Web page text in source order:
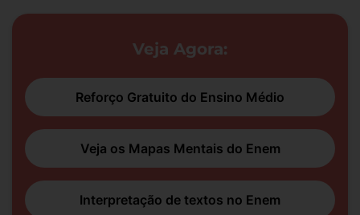
Veja Agora:
Reforço Gratuito do Ensino Médio
Veja os Mapas Mentais do Enem
Interpretação de textos no Enem